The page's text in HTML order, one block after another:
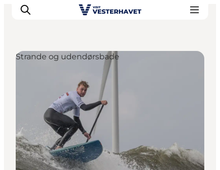
Oplevelser
Vores Byer
Mad & Overnatning
Køb billet
Planlæg din ferie
Strande og udendørsbade